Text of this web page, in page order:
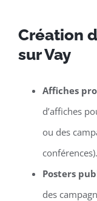
Création
sur Vay
Affiches
d’affiches
ou des
conférences).
Posters
des